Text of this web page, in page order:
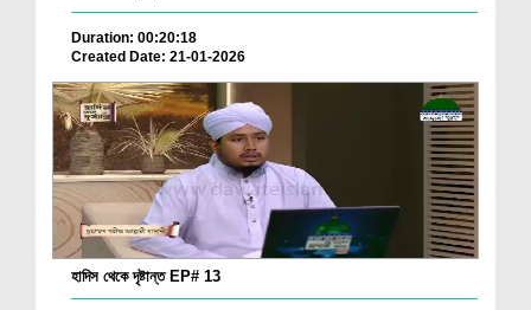
Duration: 00:20:18
Created Date: 21-01-2026
হাদিস থেকে দৃষ্টান্ত EP# 13